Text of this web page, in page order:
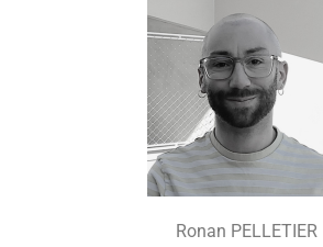
Ronan PELLETIER